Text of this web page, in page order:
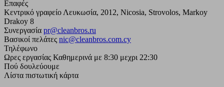
Επαφές
Κεντρικό γραφείο Λευκωσία, 2012, Nicosia, Strovolos, Markoy
Drakoy 8
Συνεργασία pr@cleanbros.ru
Βασικοί πελάτες nic@cleanbros.com.cy
Τηλέφωνο
Ωρες εργασίας Καθημερινά με 8:30 μεχρι 22:30
Πού δουλεύουμε
Λίστα πιστωτική κάρτα